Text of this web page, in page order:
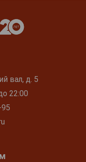
вал, д. 5
22:00